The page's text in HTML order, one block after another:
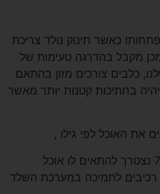
כאשר תינוק נולד צריכת
מכן מקבל בהדרגה טעימות של
כלבים צורכים מזון בהתאם
בחתיכות קטנות יותר מאשר
במידה והכלב שלי הוא מעל גיל 7 נצטרך להתאים לו אוכל
רכיבים לתמיכה במערכת השלד